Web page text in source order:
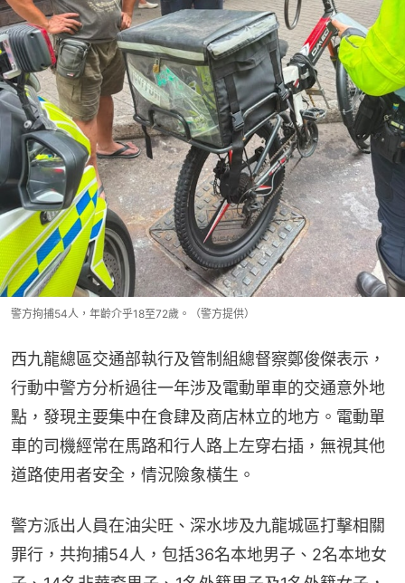
警方拘捕54人，年齡介乎18至72歲。（警方提供）
西九龍總區交通部執行及管制組總督察鄭俊傑表示，
行動中警方分析過往一年涉及電動單車的交通意外地
點，發現主要集中在食肆及商店林立的地方。電動單
車的司機經常在馬路和行人路上左穿右插，無視其他
道路使用者安全，情況險象橫生。
警方派出人員在油尖旺、深水埗及九龍城區打擊相關
罪行，共拘捕54人，包括36名本地男子、2名本地女